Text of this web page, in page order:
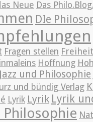
Neue Das
DIe
Fragen stellen Freiheit
Hoffnung
Jazz und Philosophie
und bündig Verlag
Lyrik Lyrik Lyrik